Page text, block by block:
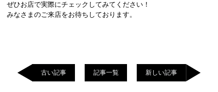
ぜひお店で実際にチェックしてみてください！
みなさまのご来店をお待ちしております。
古い記事 記事一覧 新しい記事